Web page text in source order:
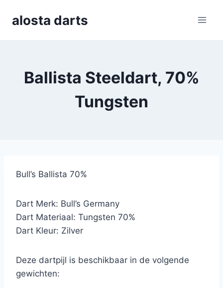
alosta darts
Ballista Steeldart, 70%
Tungsten
Bull’s Ballista 70%
Dart Merk: Bull’s Germany
Dart Materiaal: Tungsten 70%
Dart Kleur: Zilver
Deze dartpijl is beschikbaar in de volgende
gewichten: